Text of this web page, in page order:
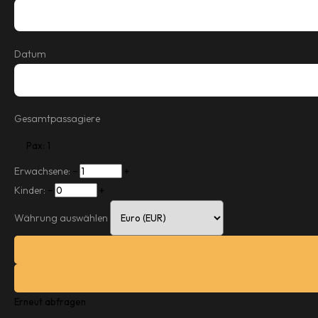
Datum
Gesamtpassagiere
Pax: 1
Erwachsene: − +
Kinder: − +
Währung auswählen
Erneut abfragen